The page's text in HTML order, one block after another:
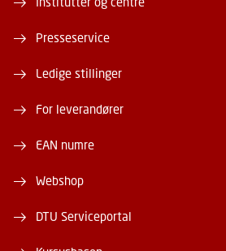
Presseservice
Ledige stillinger
For leverandører
EAN numre
Webshop
DTU Serviceportal